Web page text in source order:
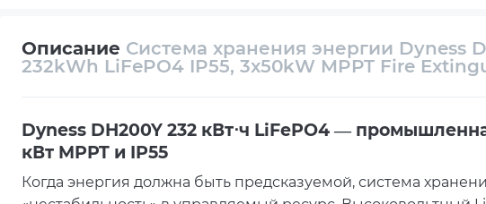
Описание Система хранения энергии Dyness
232kWh LiFePO4 IP55, 3x50kW MPPT Fire
Dyness DH200Y 232 кВт⋅ч LiFePO4 —
кВт MPPT и IP55
Когда энергия должна быть предсказуемой, система